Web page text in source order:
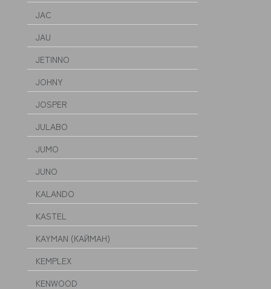
JAC
JAU
JETINNO
JOHNY
JOSPER
JULABO
JUMO
JUNO
KALANDO
KASTEL
KAYMAN (КАЙМАН)
KEMPLEX
KENWOOD